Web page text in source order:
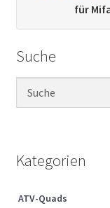
Kontakt
Sachs Ersatzteile
Über uns
für
Suche
Kategorien
ATV-Quads